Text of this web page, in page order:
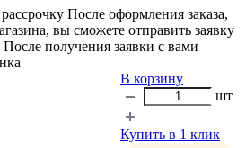
После оформления заказа,
вы сможете отправить заявку
получения заявки с вами
В корзину
шт
Купить в 1 клик